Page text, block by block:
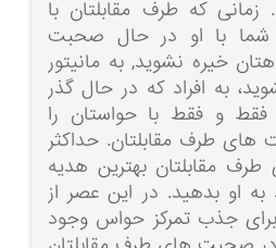
زمانی که طرف مقابلتان با
شما با او در حال صحبت
خیره نشوید, به مانیتور
به افراد که در حال گذر
فقط و فقط با حواستان را
های طرف مقابلتان. حداکثر
مقابلتان بهترین هدیه
او بدهید. در این عصر از
برای جذب تمرکز حواس وجود